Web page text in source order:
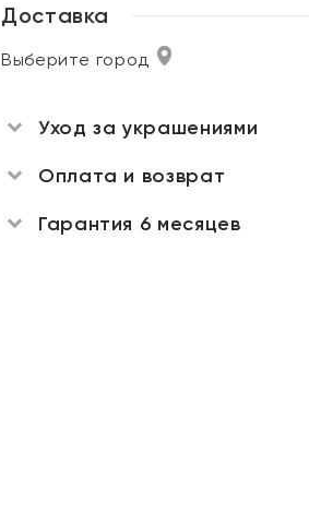
Доставка
Выберите город
Уход за украшениями
Оплата и возврат
Гарантия 6 месяцев